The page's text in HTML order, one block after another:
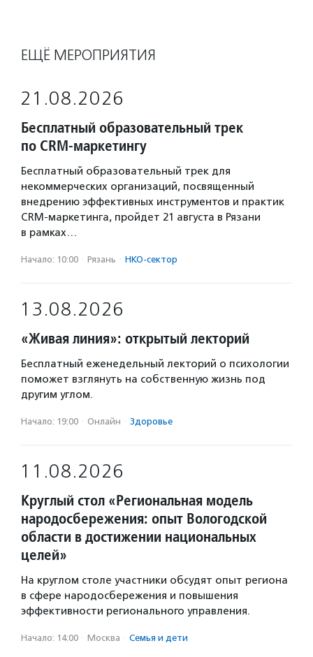
ЕЩЁ МЕРОПРИЯТИЯ
21.08.2026
Бесплатный образовательный трек
по CRM-маркетингу
Бесплатный образовательный трек для
некоммерческих организаций, посвященный
внедрению эффективных инструментов и практик
CRM-маркетинга, пройдет 21 августа в Рязани
в рамках…
Начало: 10:00 · Рязань · НКО-сектор
13.08.2026
«Живая линия»: открытый лекторий
Бесплатный еженедельный лекторий о психологии
поможет взглянуть на собственную жизнь под
другим углом.
Начало: 19:00 · Онлайн · Здоровье
11.08.2026
Круглый стол «Региональная модель
народосбережения: опыт Вологодской
области в достижении национальных
целей»
На круглом столе участники обсудят опыт региона
в сфере народосбережения и повышения
эффективности регионального управления.
Начало: 14:00 · Москва · Семья и дети